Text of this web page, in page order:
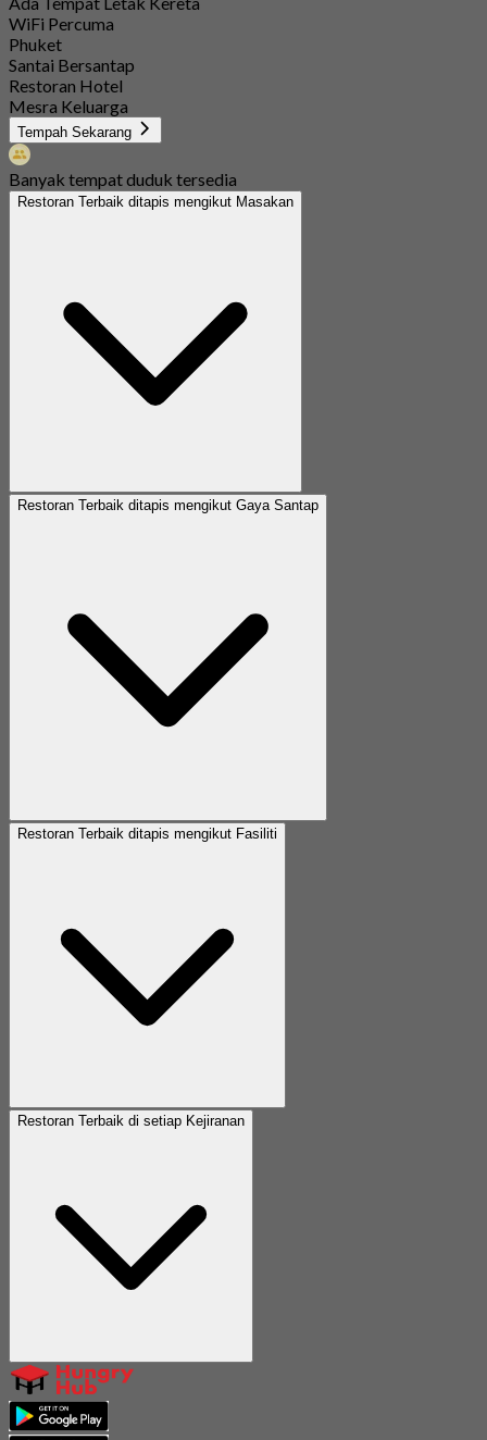
WiFi Percuma
Phuket
Santai Bersantap
Restoran Hotel
Mesra Keluarga
Tempah Sekarang
Banyak tempat duduk tersedia
Restoran Terbaik ditapis mengikut Masakan
Restoran Terbaik ditapis mengikut Gaya Santap
Restoran Terbaik ditapis mengikut Fasiliti
Restoran Terbaik di setiap Kejiranan